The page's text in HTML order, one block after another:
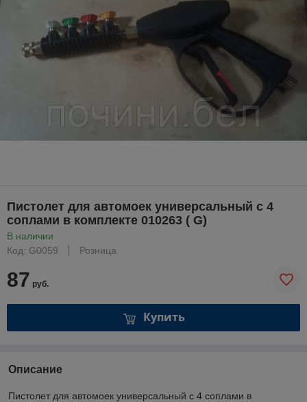
Пистолет для автомоек универсальный с 4
соплами в комплекте 010263 ( G)
В наличии
Код: G0059
Розница
87 руб.
Купить
Описание
Пистолет для автомоек универсальный с 4 соплами в